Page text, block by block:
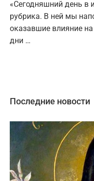
«Сегодняшний день в
рубрика. В ней мы
оказавшие влияние
дни …
Последние новости